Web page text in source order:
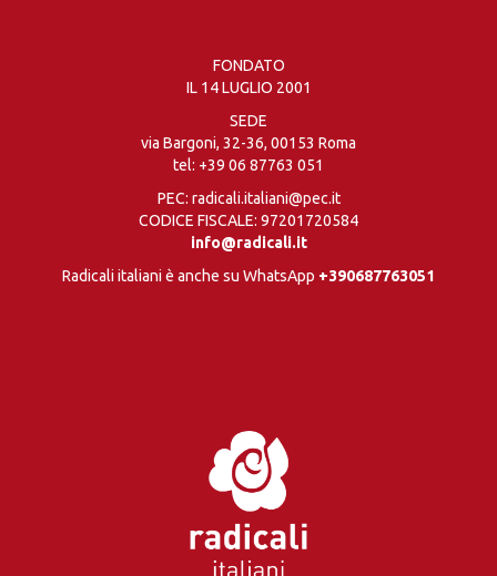
FONDATO
IL 14 LUGLIO 2001
SEDE
via Bargoni, 32-36, 00153 Roma
tel: +39 06 87763 051
PEC: radicali.italiani@pec.it
CODICE FISCALE: 97201720584
info@radicali.it
Radicali italiani è anche su WhatsApp +390687763051